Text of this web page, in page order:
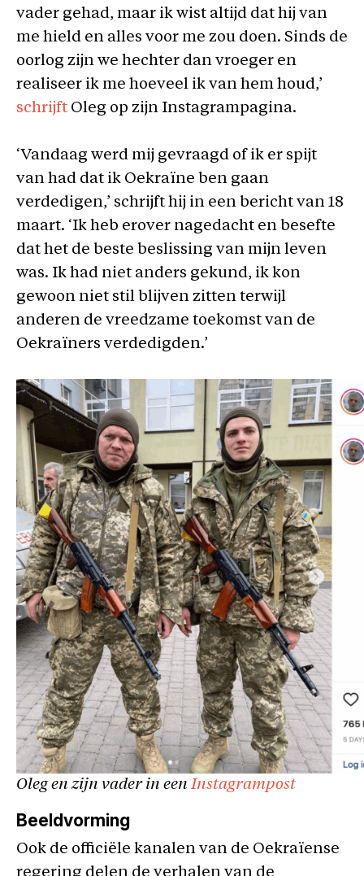
vader gehad, maar ik wist altijd dat hij van
me hield en alles voor me zou doen. Sinds de
oorlog zijn we hechter dan vroeger en
realiseer ik me hoeveel ik van hem houd,’
schrijft Oleg op zijn Instagrampagina.
‘Vandaag werd mij gevraagd of ik er spijt
van had dat ik Oekraïne ben gaan
verdedigen,’ schrijft hij in een bericht van 18
maart. ‘Ik heb erover nagedacht en besefte
dat het de beste beslissing van mijn leven
was. Ik had niet anders gekund, ik kon
gewoon niet stil blijven zitten terwijl
anderen de vreedzame toekomst van de
Oekraïners verdedigden.’
Oleg en zijn vader in een Instagrampost
Beeldvorming
Ook de officiële kanalen van de Oekraïense